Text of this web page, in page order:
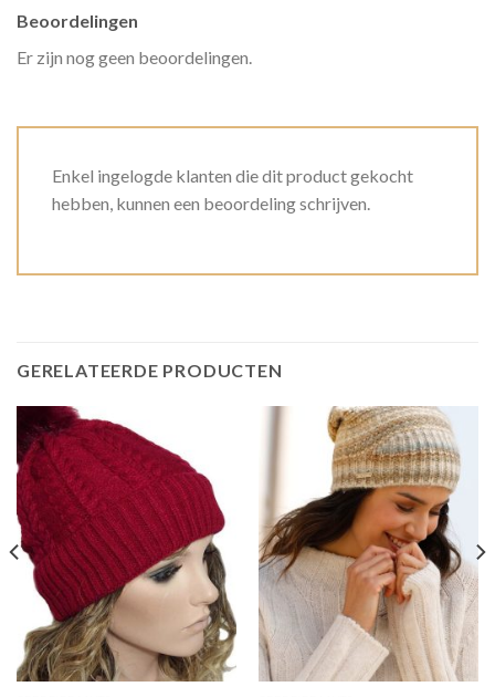
Beoordelingen
Er zijn nog geen beoordelingen.
Enkel ingelogde klanten die dit product gekocht
hebben, kunnen een beoordeling schrijven.
GERELATEERDE PRODUCTEN